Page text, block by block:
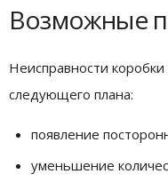
Возможные
Неисправности
следующего плана:
появление
уменьшение